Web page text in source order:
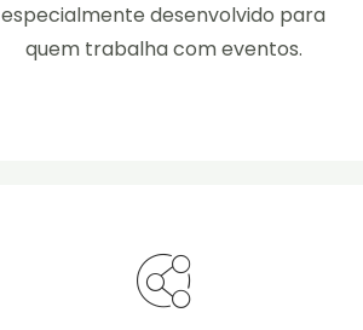
especialmente desenvolvido para
quem trabalha com eventos.